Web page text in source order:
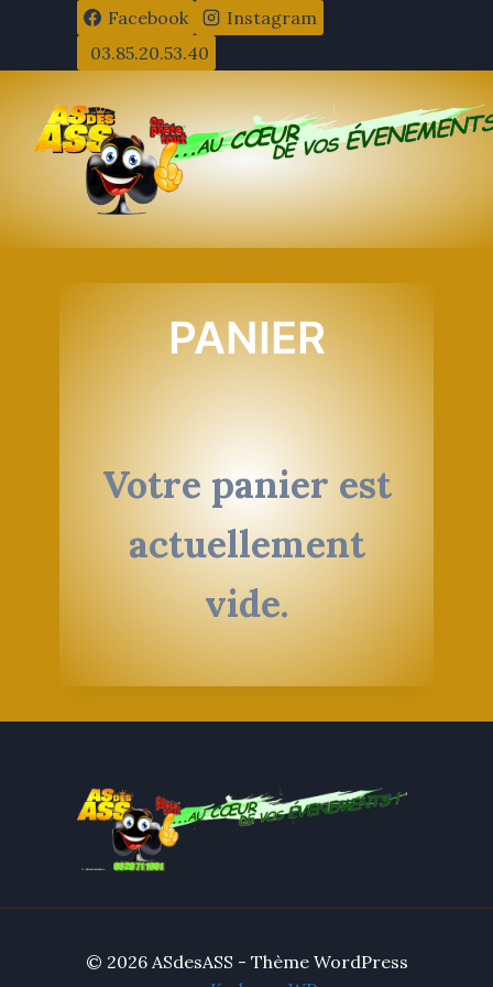
contenu
Facebook
Instagram
03.85.20.53.40
PANIER
Votre panier est
actuellement
vide.
© 2026 ASdesASS - Thème WordPress